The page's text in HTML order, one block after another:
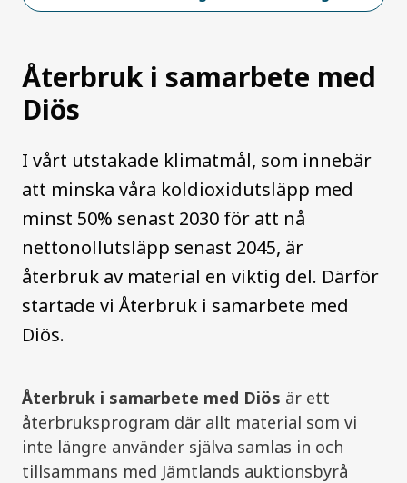
Återbruk i samarbete med
Diös
I vårt utstakade klimatmål, som innebär
att minska våra koldioxidutsläpp med
minst 50% senast 2030 för att nå
nettonollutsläpp senast 2045, är
återbruk av material en viktig del. Därför
startade vi Återbruk i samarbete med
Diös.
Återbruk i samarbete med Diös är ett
återbruksprogram där allt material som vi
inte längre använder själva samlas in och
tillsammans med Jämtlands auktionsbyrå